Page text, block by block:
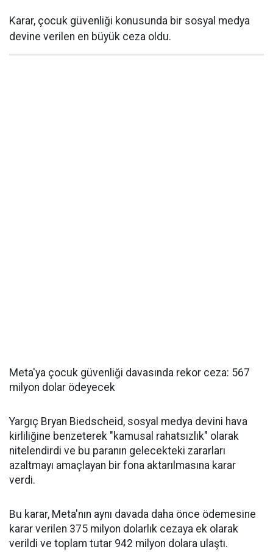
Karar, çocuk güvenliği konusunda bir sosyal medya
devine verilen en büyük ceza oldu.
Meta'ya çocuk güvenliği davasında rekor ceza: 567
milyon dolar ödeyecek
Yargıç Bryan Biedscheid, sosyal medya devini hava
kirliliğine benzeterek "kamusal rahatsızlık" olarak
nitelendirdi ve bu paranın gelecekteki zararları
azaltmayı amaçlayan bir fona aktarılmasına karar
verdi.
Bu karar, Meta'nın aynı davada daha önce ödemesine
karar verilen 375 milyon dolarlık cezaya ek olarak
verildi ve toplam tutar 942 milyon dolara ulaştı.